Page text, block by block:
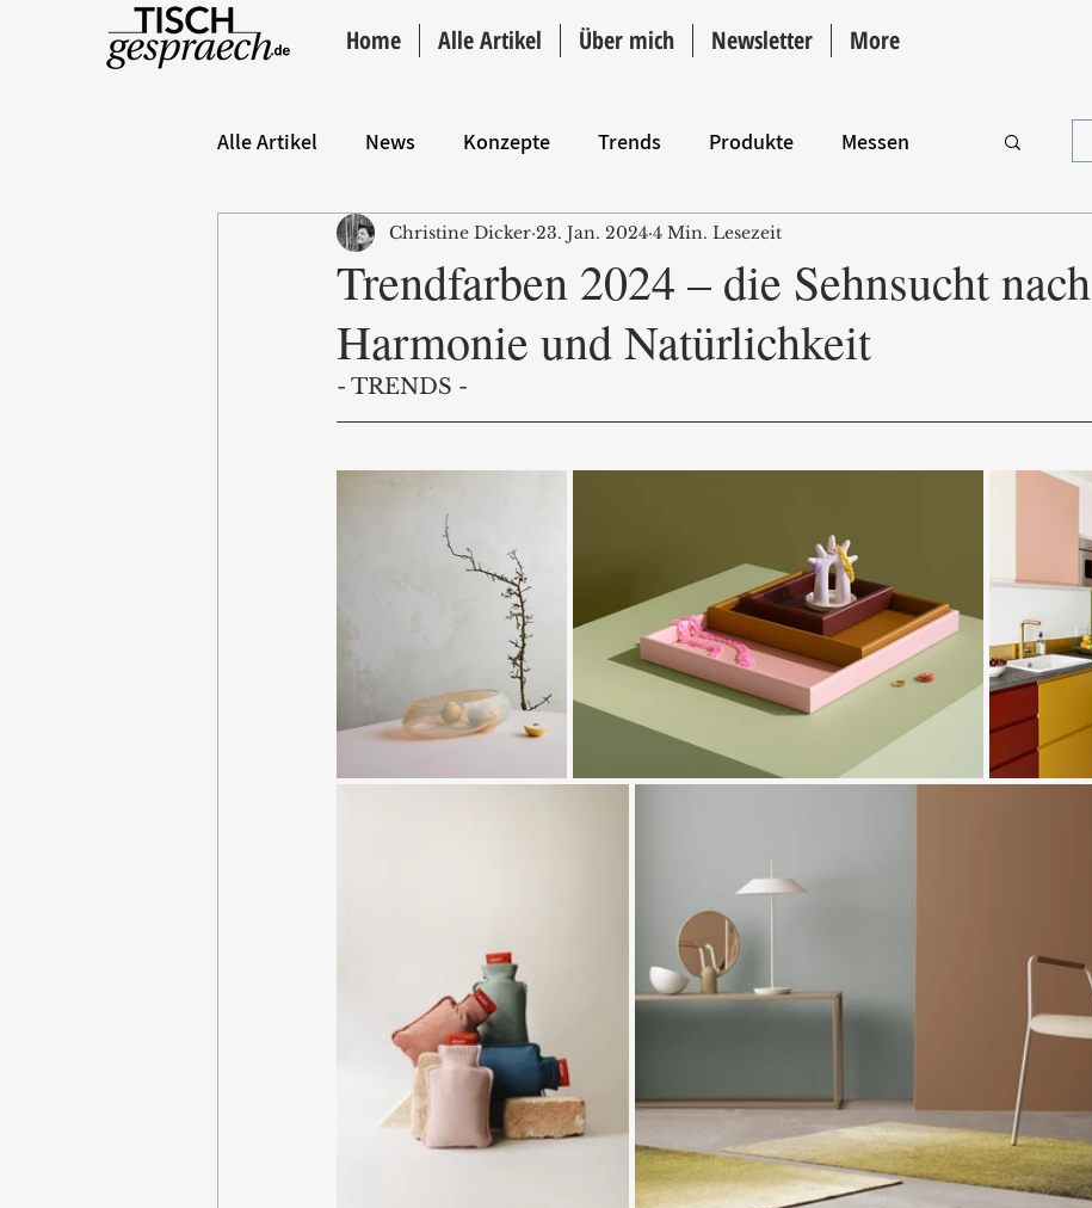
Home Alle Artikel Über mich Newsletter More
Alle Artikel News Konzepte Trends Produkte Messen
Hintergrund ANZEIGE Intro
Trendfarben 2024 – die Sehnsucht nach
Harmonie und Natürlichkeit
Christine Dicker 23. Jan. 2024 4 Min. Lesezeit
- TRENDS -